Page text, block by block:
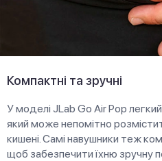
Компактні та зручні
У моделі JLab Go Air Pop
який може непомітно
кишені. Самі навушники теж
щоб забезпечити їхню зручну